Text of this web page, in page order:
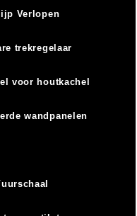
Verlopen
trekregelaar
voor houtkachel
wandpanelen